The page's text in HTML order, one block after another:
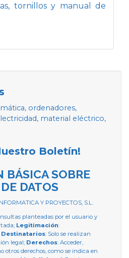
tornillos y manual de
ordenadores,
material eléctrico,
Boletín!
BÁSICA SOBRE
DATOS
Y PROYECTOS, S.L.
planteadas por el usuario y
Legitimación:
Destinatarios: Solo se realizan
legal; Derechos: Acceder,
otros derechos, como se indica en